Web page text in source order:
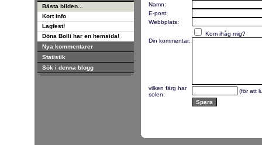
Bästa bilden...
Kort info
Lagfest!
Döna Bolli har en hemsida!
Nya kommentarer
Statistik
Sök i denna blogg
Namn:
E-post:
Webbplats:
Kom ihåg mig?
Din kommentar:
vilken färg har
solen:
(för att